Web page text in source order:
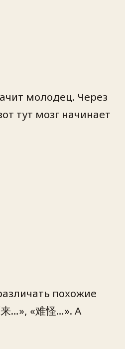
молодец. Через
тут мозг начинает
похожие
…», «难怪…». А